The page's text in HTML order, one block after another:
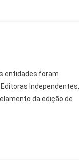
entidades foram
Independentes,
da edição de